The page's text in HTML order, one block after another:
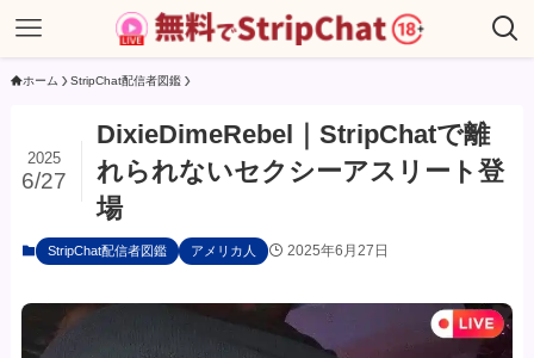
ホーム StripChat配信者図鑑
DixieDimeRebel｜StripChatで離
れられないセクシーアスリート登
場
2025
6/27
StripChat配信者図鑑 アメリカ人 2025年6月27日